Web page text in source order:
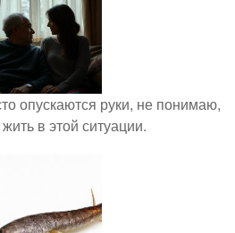
опускаются руки, не понимаю,
в этой ситуации.